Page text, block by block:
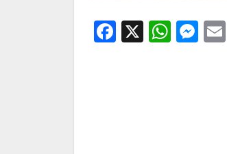
Facebook
X